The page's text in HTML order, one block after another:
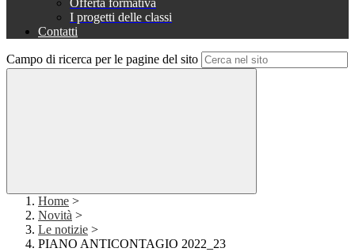
Offerta formativa
I progetti delle classi
Contatti
Campo di ricerca per le pagine del sito
Home >
Novità >
Le notizie >
PIANO ANTICONTAGIO 2022_23